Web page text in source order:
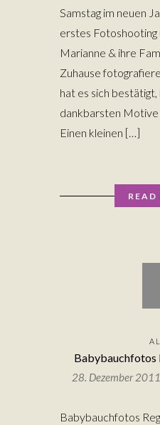
Samstag im neuen
erstes
Marianne & ihre
Zuhause
hat es sich
dankbarsten Motive
Einen kleinen […]
READ
Babybauchfotos
28. Dezember
Babybauchfotos